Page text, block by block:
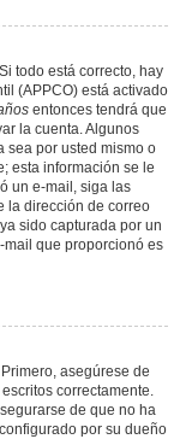
todo está correcto, hay
(APPCO) está activado
entonces tendrá que
la cuenta. Algunos
sea por usted mismo o
esta información se le
un e-mail, siga las
la dirección de correo
sido capturada por un
mail que proporcionó es
asegúrese de
correctamente.
de que no ha
por su dueño